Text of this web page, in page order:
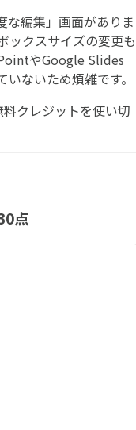
な編集」画面がありま
ックスサイズの変更も
やGoogle Slides
ないため煩雑です。
クレジットを使い切
点